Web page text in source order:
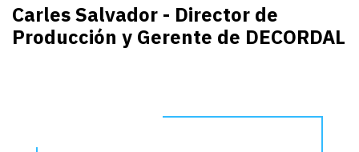
Carles Salvador - Director de
Producción y Gerente de DECORDAL